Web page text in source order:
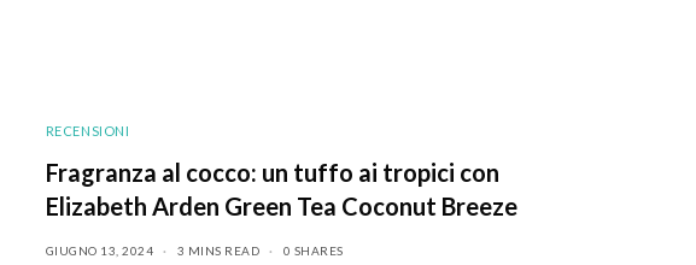
RECENSIONI
Fragranza al cocco: un tuffo ai tropici con
Elizabeth Arden Green Tea Coconut Breeze
GIUGNO 13, 2024 3 MINS READ 0 SHARES